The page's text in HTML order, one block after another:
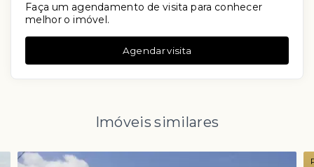
Faça um agendamento de visita para conhecer
melhor o imóvel.
Agendar visita
Imóveis similares